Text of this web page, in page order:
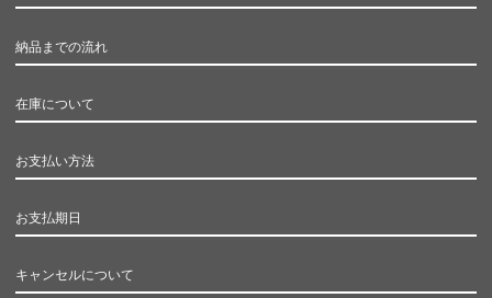
納品までの流れ
在庫について
お支払い方法
お支払期日
キャンセルについて